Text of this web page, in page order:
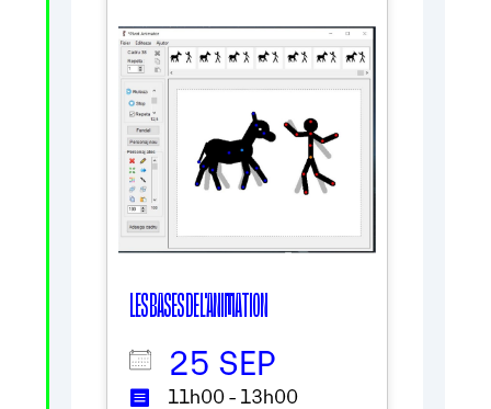
LES BASES DE L'ANIMATION
25 SEP
11h00 - 13h00